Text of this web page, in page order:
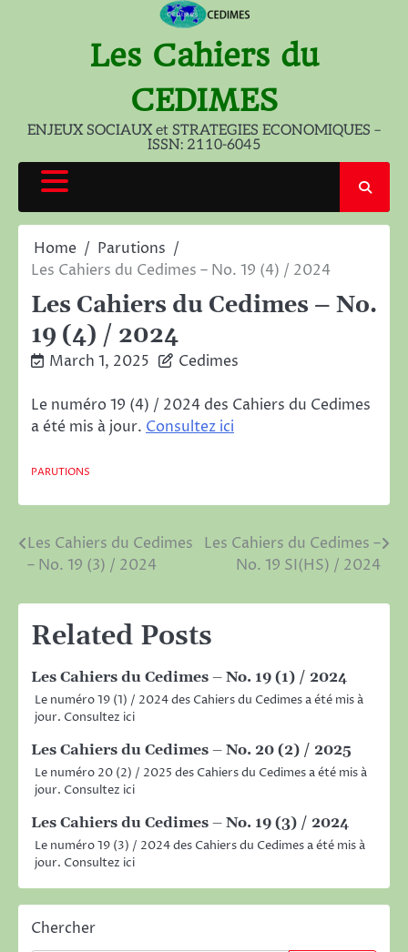
Les Cahiers du
CEDIMES
ENJEUX SOCIAUX et STRATEGIES ECONOMIQUES –
ISSN: 2110-6045
Home
Parutions
Les Cahiers du Cedimes – No. 19 (4) / 2024
Les Cahiers du Cedimes – No.
19 (4) / 2024
March 1, 2025 Cedimes
Le numéro 19 (4) / 2024 des Cahiers du Cedimes
a été mis à jour. Consultez ici
PARUTIONS
Post
navigation
Les Cahiers du Cedimes
– No. 19 (3) / 2024
Les Cahiers du Cedimes –
No. 19 SI(HS) / 2024
Related Posts
Les Cahiers du Cedimes – No. 19 (1) / 2024
Le numéro 19 (1) / 2024 des Cahiers du Cedimes a été mis à
jour. Consultez ici
Les Cahiers du Cedimes – No. 20 (2) / 2025
Le numéro 20 (2) / 2025 des Cahiers du Cedimes a été mis à
jour. Consultez ici
Les Cahiers du Cedimes – No. 19 (3) / 2024
Le numéro 19 (3) / 2024 des Cahiers du Cedimes a été mis à
jour. Consultez ici
Chercher